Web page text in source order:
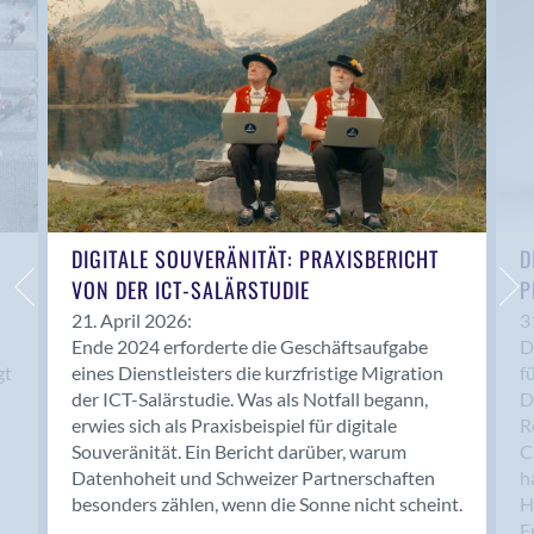
Anwil
Appenzell
Au SG
Baar
Baden
Balsthal
Balzers
Basel
Bassersdorf
Belp
Bendern
Benken (SG)
Bergdietikon
Berlin
Bern
Bern - Liebefeld
DIGITALE SOUVERÄNITÄT: PRAXISBERICHT
VON DER ICT-SALÄRSTUDIE
21. April 2026:
Ende 2024 erforderte die Geschäftsaufgabe
eines Dienstleisters die kurzfristige Migration
der ICT-Salärstudie. Was als Notfall begann,
erwies sich als Praxisbeispiel für digitale
Souveränität. Ein Bericht darüber, warum
Datenhoheit und Schweizer Partnerschaften
besonders zählen, wenn die Sonne nicht scheint.